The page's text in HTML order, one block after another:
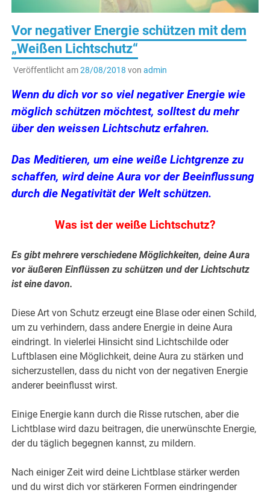
Vor negativer Energie schützen mit dem
„Weißen Lichtschutz“
Veröffentlicht am28/08/2018 von admin
Wenn du dich vor so viel negativer Energie wie
möglich schützen möchtest, solltest du mehr
über den weissen Lichtschutz erfahren.
Das Meditieren, um eine weiße Lichtgrenze zu
schaffen, wird deine Aura vor der Beeinflussung
durch die Negativität der Welt schützen.
Was ist der weiße Lichtschutz?
Es gibt mehrere verschiedene Möglichkeiten, deine Aura
vor äußeren Einflüssen zu schützen und der Lichtschutz
ist eine davon.
Diese Art von Schutz erzeugt eine Blase oder einen Schild,
um zu verhindern, dass andere Energie in deine Aura
eindringt. In vielerlei Hinsicht sind Lichtschilde oder
Luftblasen eine Möglichkeit, deine Aura zu stärken und
sicherzustellen, dass du nicht von der negativen Energie
anderer beeinflusst wirst.
Einige Energie kann durch die Risse rutschen, aber die
Lichtblase wird dazu beitragen, die unerwünschte Energie,
der du täglich begegnen kannst, zu mildern.
Nach einiger Zeit wird deine Lichtblase stärker werden
und du wirst dich vor stärkeren Formen eindringender